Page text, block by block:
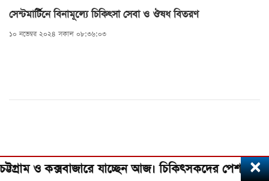
সেন্টমার্টিনে বিনামূল্যে চিকিৎসা সেবা ও ঔষধ বিতরণ
১০ নভেম্বর ২০২৪ সকাল ০৮:৩৬:০৩
ও কক্সবাজারে যাচ্ছেন আজ। চিকিৎসকদের পেশাগত ×